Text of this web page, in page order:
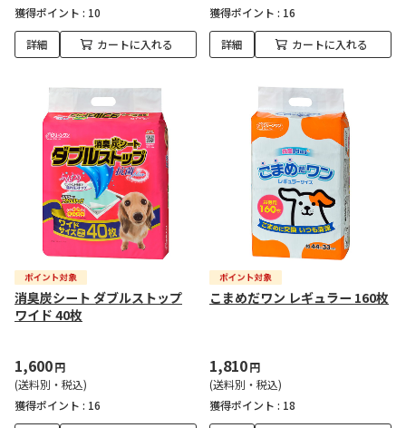
獲得ポイント : 10
詳細 カートに入れる
獲得ポイント : 16
詳細 カートに入れる
消臭炭シート ダブルストップ
ワイド 40枚
1,600円
(送料別・税込)
獲得ポイント : 16
こまめだワン レギュラー 160枚
1,810円
(送料別・税込)
獲得ポイント : 18